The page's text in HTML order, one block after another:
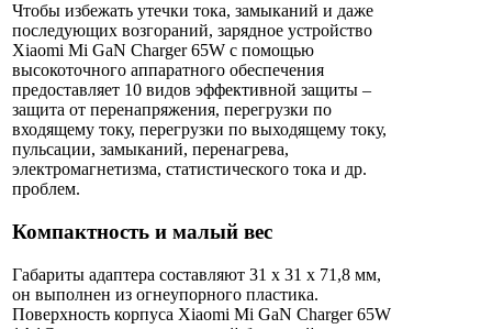
Чтобы избежать утечки тока, замыканий и даже
последующих возгораний, зарядное устройство
Xiaomi Mi GaN Charger 65W с помощью
высокоточного аппаратного обеспечения
предоставляет 10 видов эффективной защиты –
защита от перенапряжения, перегрузки по
входящему току, перегрузки по выходящему току,
пульсации, замыканий, перенагрева,
электромагнетизма, статистического тока и др.
проблем.
Компактность и малый вес
Габариты адаптера составляют 31 x 31 x 71,8 мм,
он выполнен из огнеупорного пластика.
Поверхность корпуса Xiaomi Mi GaN Charger 65W